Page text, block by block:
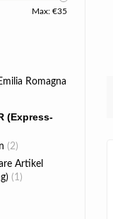
Max: €35
Romagna
(Express-
(2)
Artikel
(1)